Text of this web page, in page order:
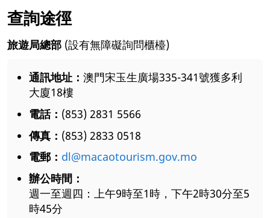
查詢途徑
旅遊局總部 (設有無障礙詢問櫃檯)
通訊地址： 澳門宋玉生廣場335-341號獲多利
大廈18樓
電話： (853) 2831 5566
傳真： (853) 2833 0518
電郵： dl@macaotourism.gov.mo
辦公時間：
週一至週四：上午9時至1時，下午2時30分至5
時45分